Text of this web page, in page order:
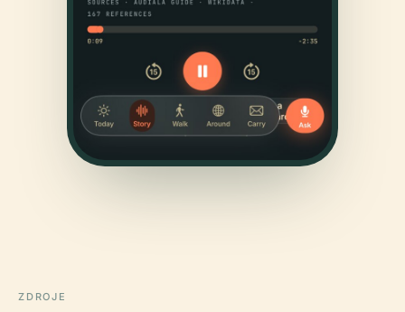
ZDROJE